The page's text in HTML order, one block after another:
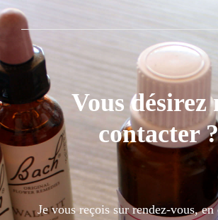
Vous désirez
contacter ?
Je vous reçois sur rendez-vous, en